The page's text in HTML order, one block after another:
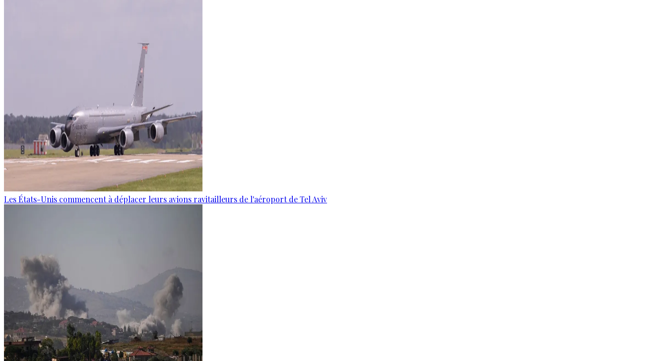
Les États-Unis commencent à déplacer leurs avions ravitailleurs de l'aéroport de Tel Aviv